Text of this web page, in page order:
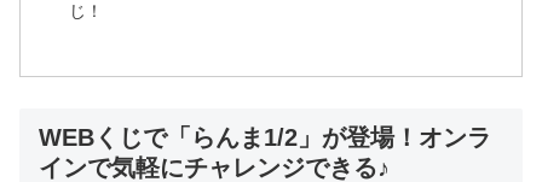
じ！
WEBくじで「らんま1/2」が登場！オンラ
インで気軽にチャレンジできる♪